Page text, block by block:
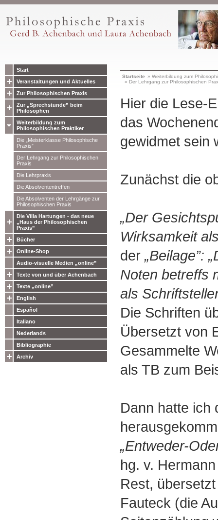
Start
Veranstaltungen und Aktuelles
Zur Philosophischen Praxis
Zur „Sprechstunde” beim
Philosophen
Weiterbildung zum
Philosophischen Praktiker
Die „Meisterklasse Philosophische
Praxis”
Der Lehrgang zur Philosophischen
Praxis
Die Lehrpraxis
Die Absolvententreffen
Die Absolventen der Lehrgänge zur
Philosophischen Praxis
Die Villa Hartungen - das neue
„Haus der Philosophischen
Praxis”
Bücher
Online-Shop
Audio-visuelle Medien „online”
Texte von und über Achenbach
Texte „online”
English
Español
Italiano
Nederlands
Bibliographie
Archiv
Startseite » Weiterbildung zum
» Der Lehrgang zur Philosophischen
Hier die Lese-
das
gewidmet sein
Zunächst die
„Der
Wirksamkeit
der „Beilage”:
Noten betreffs
als
Die Schriften
Übersetzt von
Gesammelte
als TB zum
Dann hatte ich
„Entweder-
hg. v.
Rest,
Fauteck (die